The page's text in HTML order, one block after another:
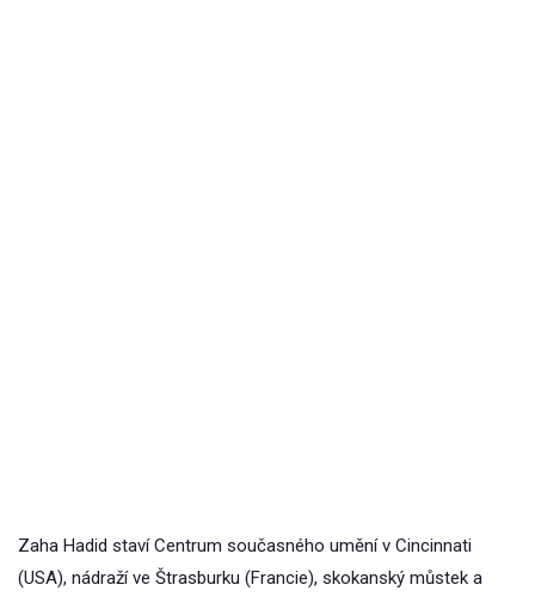
Zaha Hadid staví Centrum současného umění v Cincinnati
(USA), nádraží ve Štrasburku (Francie), skokanský můstek a